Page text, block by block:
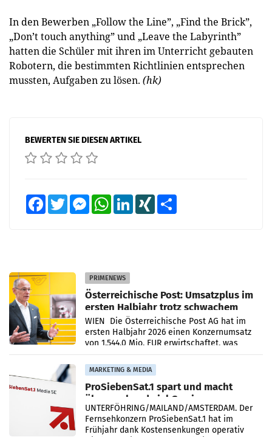
In den Bewerben „Follow the Line”, „Find the Brick”,
„Don’t touch anything” und „Leave the Labyrinth”
hatten die Schüler mit ihren im Unterricht gebauten
Robotern, die bestimmten Richtlinien entsprechen
mussten, Aufgaben zu lösen. (hk)
BEWERTEN SIE DIESEN ARTIKEL
FacebookTwitter MessengerWhatsAppLinkedInXING
PRIMENEWS
Österreichische Post: Umsatzplus im
ersten Halbjahr trotz schwachem
Briefgeschäft
WIEN Die Österreichische Post AG hat im
ersten Halbjahr 2026 einen Konzernumsatz
von 1.544,0 Mio. EUR erwirtschaftet, was
einem Plus von 3,8 Prozent gegenüber dem
Vergleichszeitraum
MARKETING & MEDIA
ProSiebenSat.1 spart und macht
überraschend viel Gewinn
UNTERFÖHRING/MAILAND/AMSTERDAM. Der
Fernsehkonzern ProSiebenSat.1 hat im
Frühjahr dank Kostensenkungen operativ